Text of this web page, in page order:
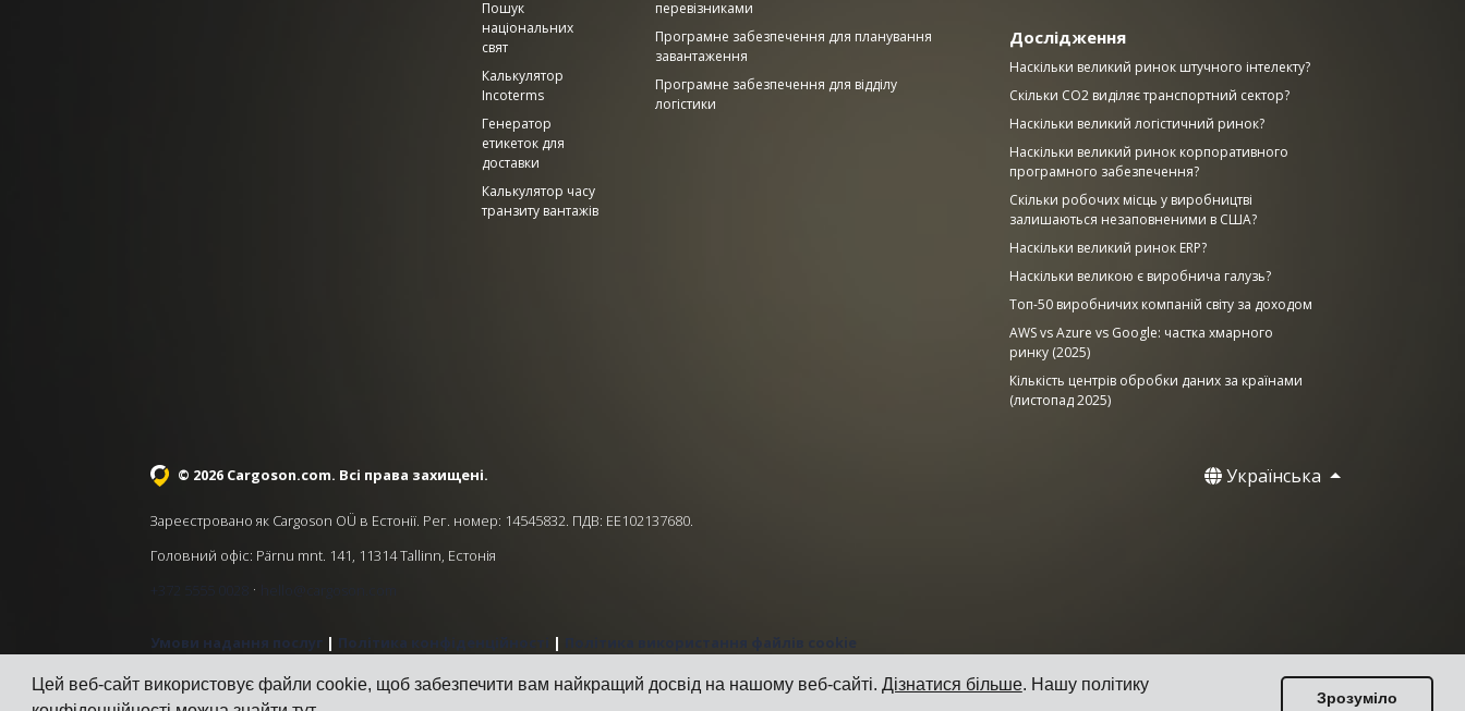
Цей веб-сайт використовує файли cookie, щоб забезпечити вам найкращий досвід на нашому веб-сайті. Дізнатися більше. Нашу політику
Зрозуміло
Пошук
національних
свят
Калькулятор
Incoterms
Генератор
етикеток для
доставки
Калькулятор часу
транзиту вантажів
перевізниками
Програмне забезпечення для планування
завантаження
Програмне забезпечення для відділу
логістики
Дослідження
Наскільки великий ринок штучного інтелекту?
Скільки CO2 виділяє транспортний сектор?
Наскільки великий логістичний ринок?
Наскільки великий ринок корпоративного
програмного забезпечення?
Скільки робочих місць у виробництві
залишаються незаповненими в США?
Наскільки великий ринок ERP?
Наскільки великою є виробнича галузь?
Топ-50 виробничих компаній світу за доходом
AWS vs Azure vs Google: частка хмарного
ринку (2025)
Кількість центрів обробки даних за країнами
(листопад 2025)
© 2026 Cargoson.com. Всі права захищені. Українська
Зареєстровано як Cargoson OÜ в Естонії. Рег. номер: 14545832. ПДВ: EE102137680.
Головний офіс: Pärnu mnt. 141, 11314 Tallinn, Естонія
+372 5555 0028
· hello@cargoson.com
Умови надання послуг | Політика конфіденційності |